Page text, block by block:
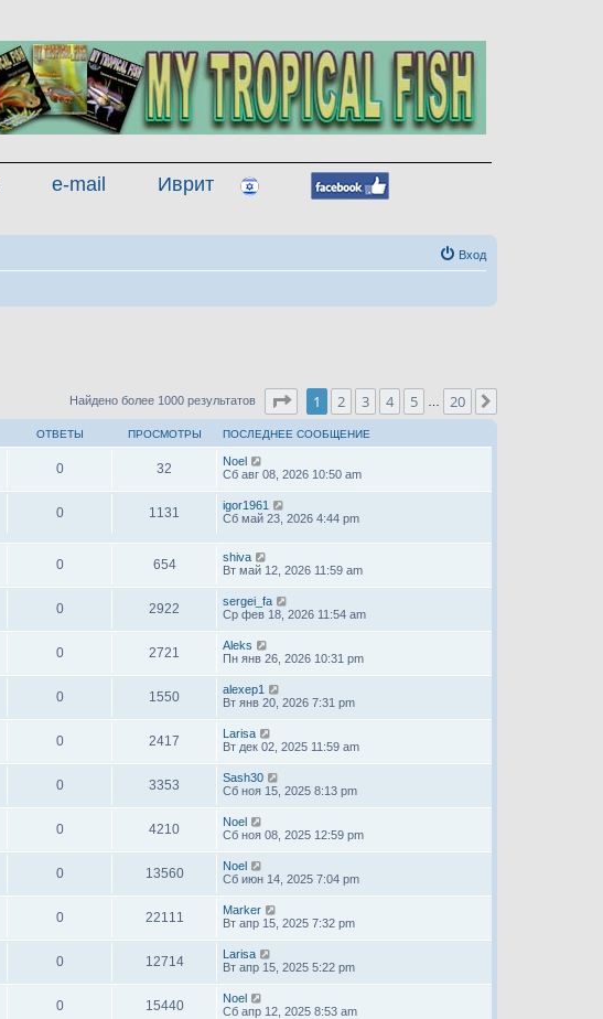
e-mail Иврит
Вход
Найдено более 1000 результатов Страница 1 из20
1 2 3 4 5 20
ОТВЕТЫ ПРОСМОТРЫ ПОСЛЕДНЕЕ СООБЩЕНИЕ
0 32
Noel
Сб авг 08, 2026 10:50 am
0 1131
igor1961
Сб май 23, 2026 4:44 pm
0 654
shiva
Вт май 12, 2026 11:59 am
0 2922
sergei_fa
Ср фев 18, 2026 11:54 am
0 2721
Aleks
Пн янв 26, 2026 10:31 pm
0 1550
alexep1
Вт янв 20, 2026 7:31 pm
0 2417
Larisa
Вт дек 02, 2025 11:59 am
0 3353
Sash30
Сб ноя 15, 2025 8:13 pm
0 4210
Noel
Сб ноя 08, 2025 12:59 pm
0 13560
Noel
Сб июн 14, 2025 7:04 pm
0 22111
Marker
Вт апр 15, 2025 7:32 pm
0 12714
Larisa
Вт апр 15, 2025 5:22 pm
0 15440
Noel
Сб апр 12, 2025 8:53 am